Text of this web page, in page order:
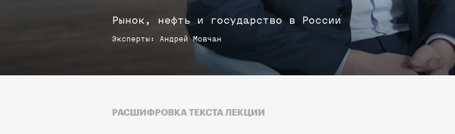
Рынок, нефть и государство в России
Эксперты : Андрей Мовчан
РАСШИФРОВКА ТЕКСТА ЛЕКЦИИ